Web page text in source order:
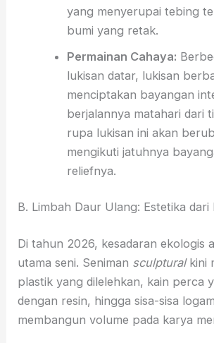
yang menyerupai tebing
bumi yang retak.
Permainan Cahaya:
lukisan datar, lukisan
menciptakan bayangan
berjalannya matahari dari
rupa lukisan ini akan
mengikuti jatuhnya
reliefnya.
B. Limbah Daur Ulang: Estetika dari
Di tahun 2026, kesadaran ekologis
utama seni. Seniman sculpturalkini
plastik yang dilelehkan, kain perca
dengan resin, hingga sisa-sisa
membangun volume pada karya